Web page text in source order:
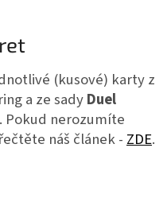
(kusové) karty z
a ze sadyDuel
. Pokud nerozumíte
náš článek - ZDE.